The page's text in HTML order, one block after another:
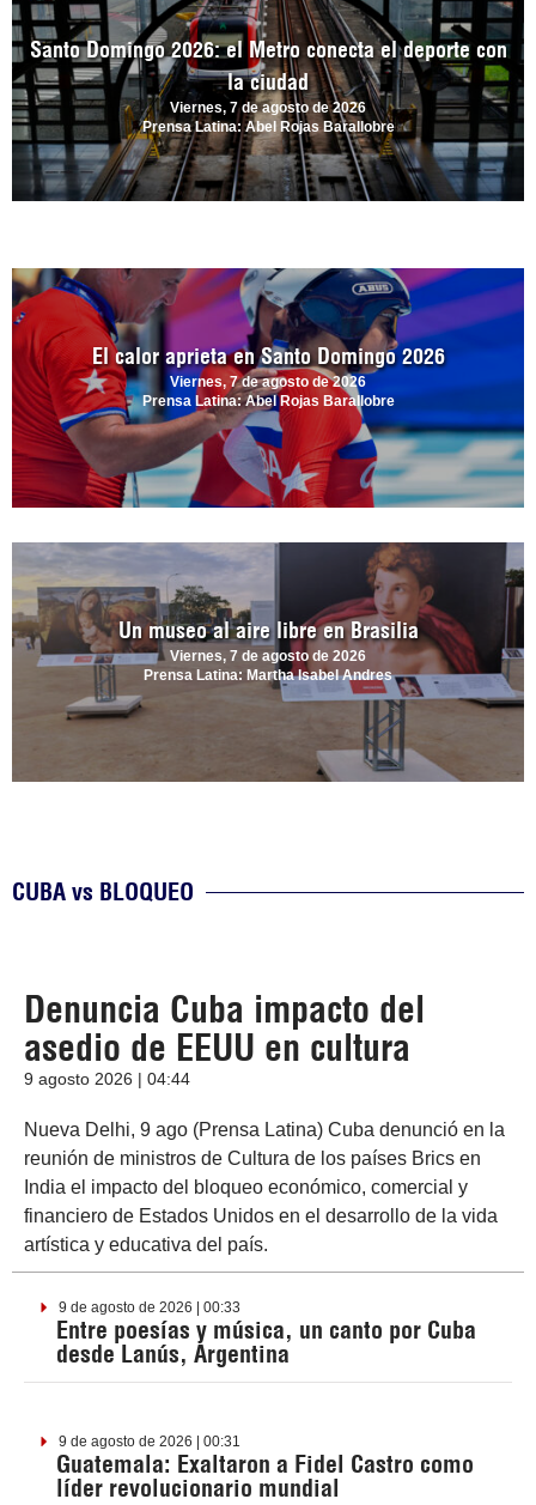
Santo Domingo 2026: el Metro conecta el deporte con
la ciudad
Viernes, 7 de agosto de 2026
Prensa Latina: Abel Rojas Barallobre
El calor aprieta en Santo Domingo 2026
Viernes, 7 de agosto de 2026
Prensa Latina: Abel Rojas Barallobre
Un museo al aire libre en Brasilia
Viernes, 7 de agosto de 2026
Prensa Latina: Martha Isabel Andres
CUBA vs BLOQUEO
Denuncia Cuba impacto del
asedio de EEUU en cultura
9 agosto 2026 | 04:44
Nueva Delhi, 9 ago (Prensa Latina) Cuba denunció en la
reunión de ministros de Cultura de los países Brics en
India el impacto del bloqueo económico, comercial y
financiero de Estados Unidos en el desarrollo de la vida
artística y educativa del país.
9 de agosto de 2026 | 00:33
Entre poesías y música, un canto por Cuba
desde Lanús, Argentina
9 de agosto de 2026 | 00:31
Guatemala: Exaltaron a Fidel Castro como
líder revolucionario mundial